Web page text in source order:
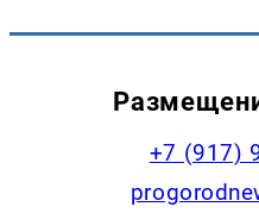
+7 (917)